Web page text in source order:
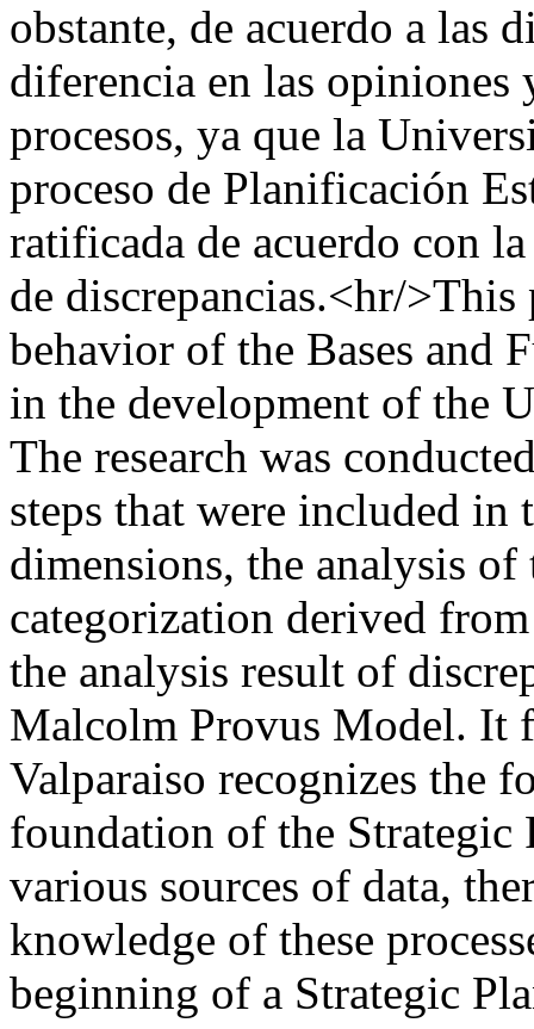
obstante, de acuerdo a las
diferencia en las
procesos, ya que la
proceso de Planificación
ratificada de acuerdo con
de discrepancias.<hr/
behavior of the Bases and
in the development of the
The research was
steps that were included
dimensions, the analysis
categorization derived
the analysis result of
Malcolm Provus Model. It
Valparaiso recognizes the
foundation of the Strategic
various sources of data,
knowledge of these
beginning of a Strategic